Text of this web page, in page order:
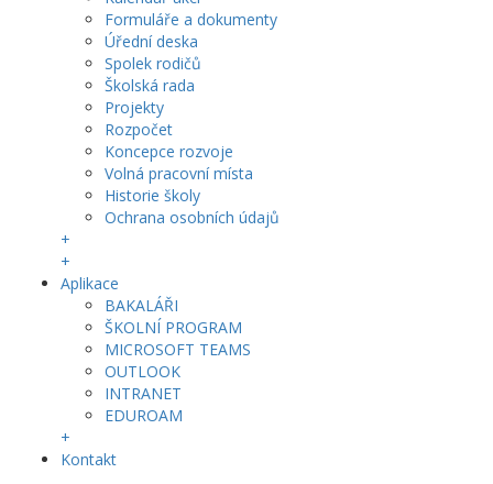
Formuláře a dokumenty
Úřední deska
Spolek rodičů
Školská rada
Projekty
Rozpočet
Koncepce rozvoje
Volná pracovní místa
Historie školy
Ochrana osobních údajů
+
+
Aplikace
BAKALÁŘI
ŠKOLNÍ PROGRAM
MICROSOFT TEAMS
OUTLOOK
INTRANET
EDUROAM
+
Kontakt